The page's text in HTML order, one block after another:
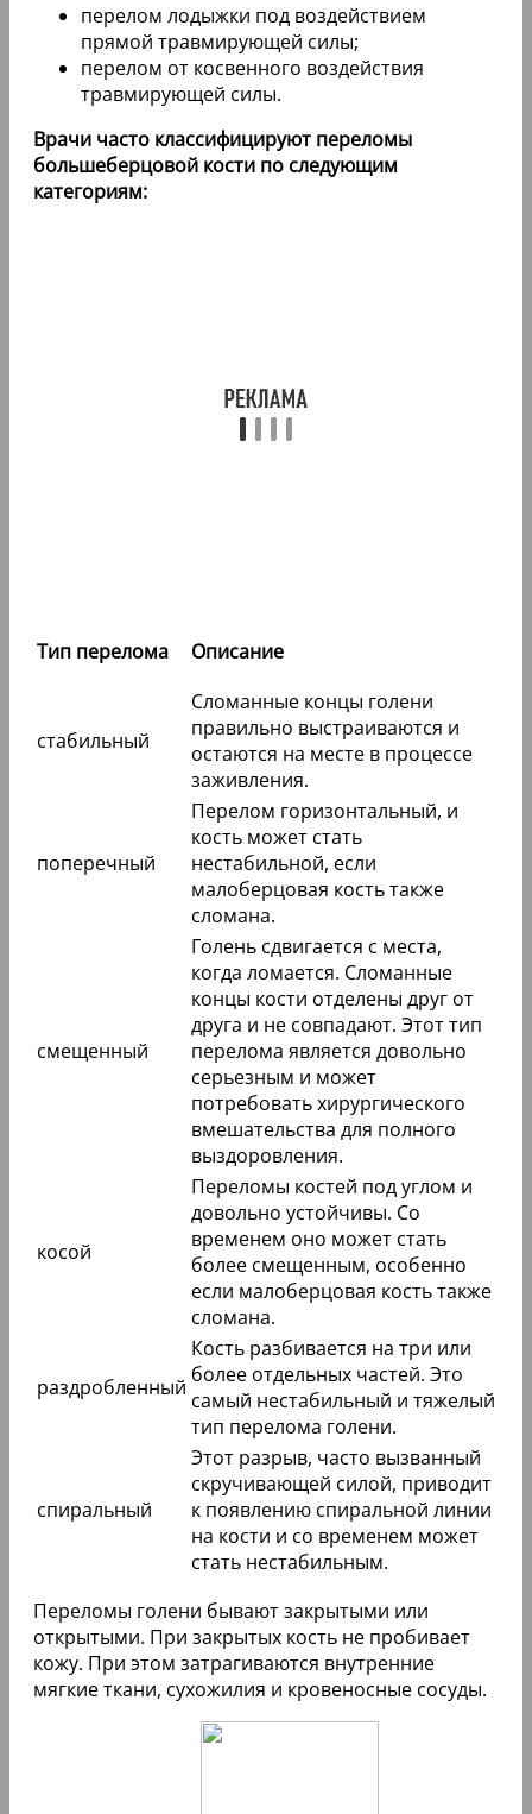
перелом лодыжки под воздействием
прямой травмирующей силы;
перелом от косвенного воздействия
травмирующей силы.
Врачи часто классифицируют переломы
большеберцовой кости по следующим
категориям:
Тип перелома Описание
стабильный
Сломанные концы голени
правильно выстраиваются и
остаются на месте в процессе
заживления.
поперечный
Перелом горизонтальный, и
кость может стать
нестабильной, если
малоберцовая кость также
сломана.
смещенный
Голень сдвигается с места,
когда ломается. Сломанные
концы кости отделены друг от
друга и не совпадают. Этот тип
перелома является довольно
серьезным и может
потребовать хирургического
вмешательства для полного
выздоровления.
косой
Переломы костей под углом и
довольно устойчивы. Со
временем оно может стать
более смещенным, особенно
если малоберцовая кость также
сломана.
раздробленный
Кость разбивается на три или
более отдельных частей. Это
самый нестабильный и тяжелый
тип перелома голени.
спиральный
Этот разрыв, часто вызванный
скручивающей силой, приводит
к появлению спиральной линии
на кости и со временем может
стать нестабильным.
Переломы голени бывают закрытыми или
открытыми. При закрытых кость не пробивает
кожу. При этом затрагиваются внутренние
мягкие ткани, сухожилия и кровеносные сосуды.